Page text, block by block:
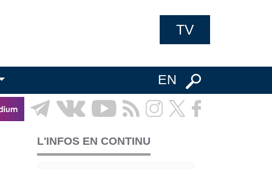
TV
EN
L'INFOS EN CONTINU